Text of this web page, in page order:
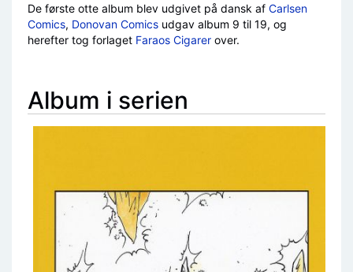
De første otte album blev udgivet på dansk af Carlsen
Comics, Donovan Comics udgav album 9 til 19, og
herefter tog forlaget Faraos Cigarer over.
Album i serien